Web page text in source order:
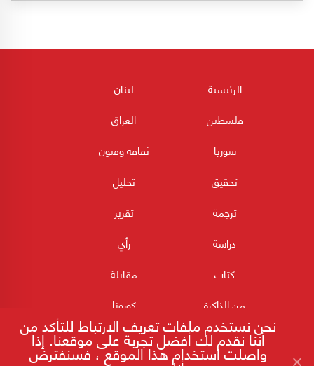
الرئيسية
لبنان
فلسطين
العراق
سوريا
ثقافه وفنون
تحقيق
تحليل
ترجمة
تقرير
دراسة
رأي
كتاب
مقابلة
من الذاكرة
كورونا
نحن نستخدم ملفات تعريف الارتباط للتأكد من
أننا نقدم لك أفضل تجربة على موقعنا. إذا
واصلت استخدام هذا الموقع ، فسنفترض